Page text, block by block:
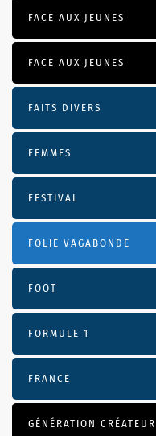
FACE AUX JEUNES
FACE AUX JEUNES
FAITS DIVERS
FEMMES
FESTIVAL
FOLIE VAGABONDE
FOOT
FORMULE 1
FRANCE
GÉNÉRATION CRÉATEUR